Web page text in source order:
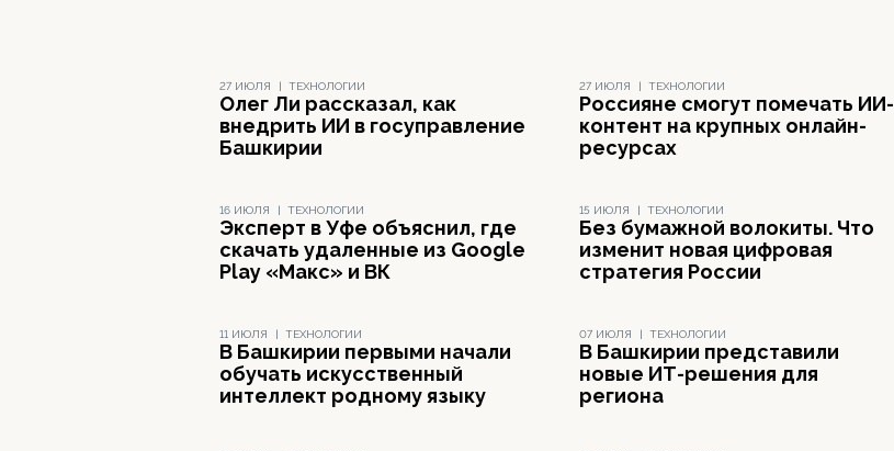
27 ИЮЛЯ | ТЕХНОЛОГИИ
Олег Ли рассказал, как
внедрить ИИ в госуправление
Башкирии
27 ИЮЛЯ | ТЕХНОЛОГИИ
Россияне смогут помечать ИИ-
контент на крупных онлайн-
ресурсах
16 ИЮЛЯ | ТЕХНОЛОГИИ
Эксперт в Уфе объяснил, где
скачать удаленные из Google
Play «Макс» и ВК
15 ИЮЛЯ | ТЕХНОЛОГИИ
Без бумажной волокиты. Что
изменит новая цифровая
стратегия России
11 ИЮЛЯ | ТЕХНОЛОГИИ
В Башкирии первыми начали
обучать искусственный
интеллект родному языку
07 ИЮЛЯ | ТЕХНОЛОГИИ
В Башкирии представили
новые ИТ-решения для
региона